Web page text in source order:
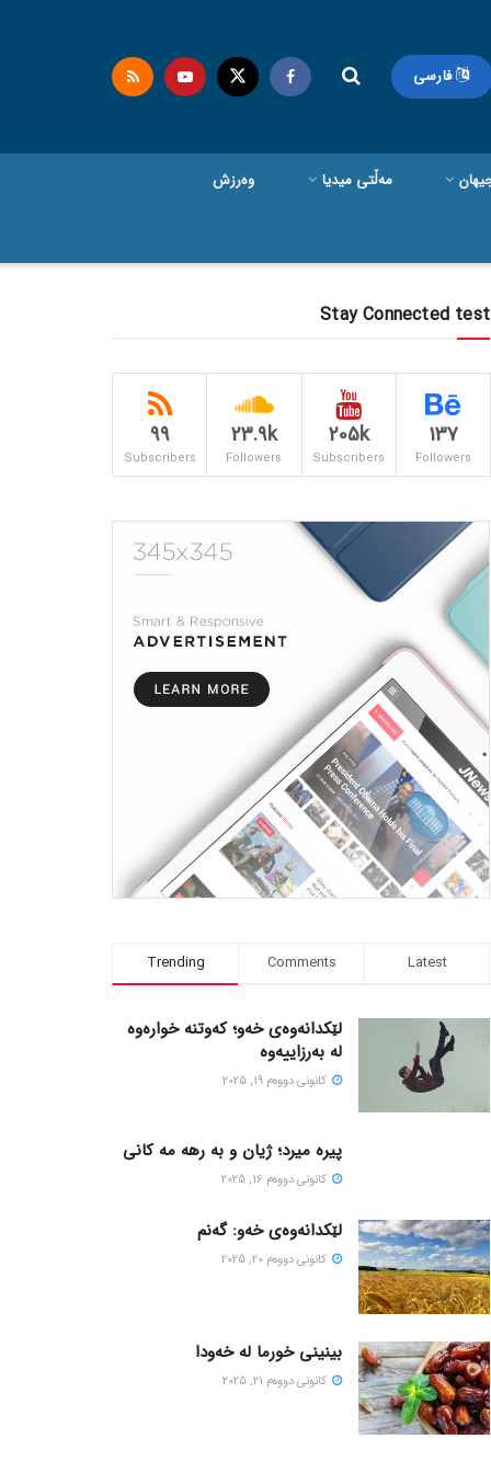
فارسی
مەڵتی میدیا وەرزش
Stay Connected test
137
Followers
205k
Subscribers
23.9k
Followers
99
Subscribers
Trending Comments Latest
لێکدانەوەی خەو؛ کەوتنە خوارەوە
لە بەرزاییەوە
كانونی دووه‌م 19, 2025
پیره میرد؛ ژیان و به رهه مه کانی
كانونی دووه‌م 16, 2025
لێکدانەوەی خەو: گەنم
كانونی دووه‌م 20, 2025
بینینی خورما لە خەودا
كانونی دووه‌م 21, 2025